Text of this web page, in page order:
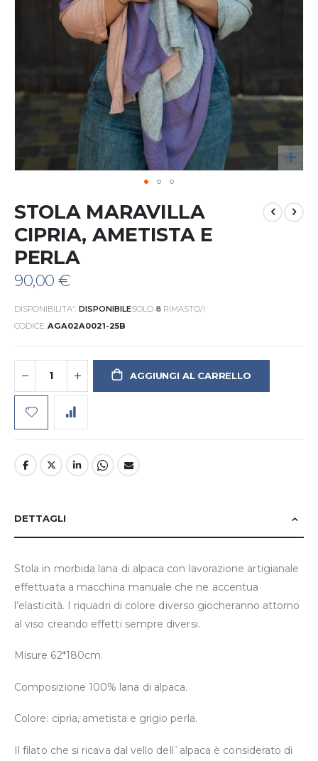
all'inizio
galleria
di
immagini
STOLA MARAVILLA
CIPRIA, AMETISTA E
PERLA
90,00 €
DISPONIBILITA': DISPONIBILESOLO 8 RIMASTO/I
CODICE AGA02A0021-25B
AGGIUNGI AL CARRELLO
DETTAGLI
Stola in morbida lana di alpaca con lavorazione artigianale
effettuata a macchina manuale che ne accentua
l’elasticità. I riquadri di colore diverso giocheranno attorno
al viso creando effetti sempre diversi.
Misure 62*180cm.
Composizione 100% lana di alpaca.
Colore: cipria, ametista e grigio perla.
Il filato che si ricava dal vello dell`alpaca è considerato di